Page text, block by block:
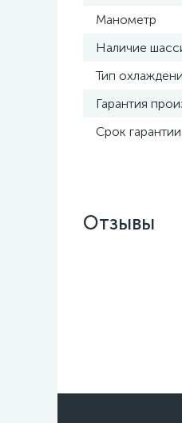
Манометр
Наличие
Тип
Гарантия
Срок гарантии
Отзывы